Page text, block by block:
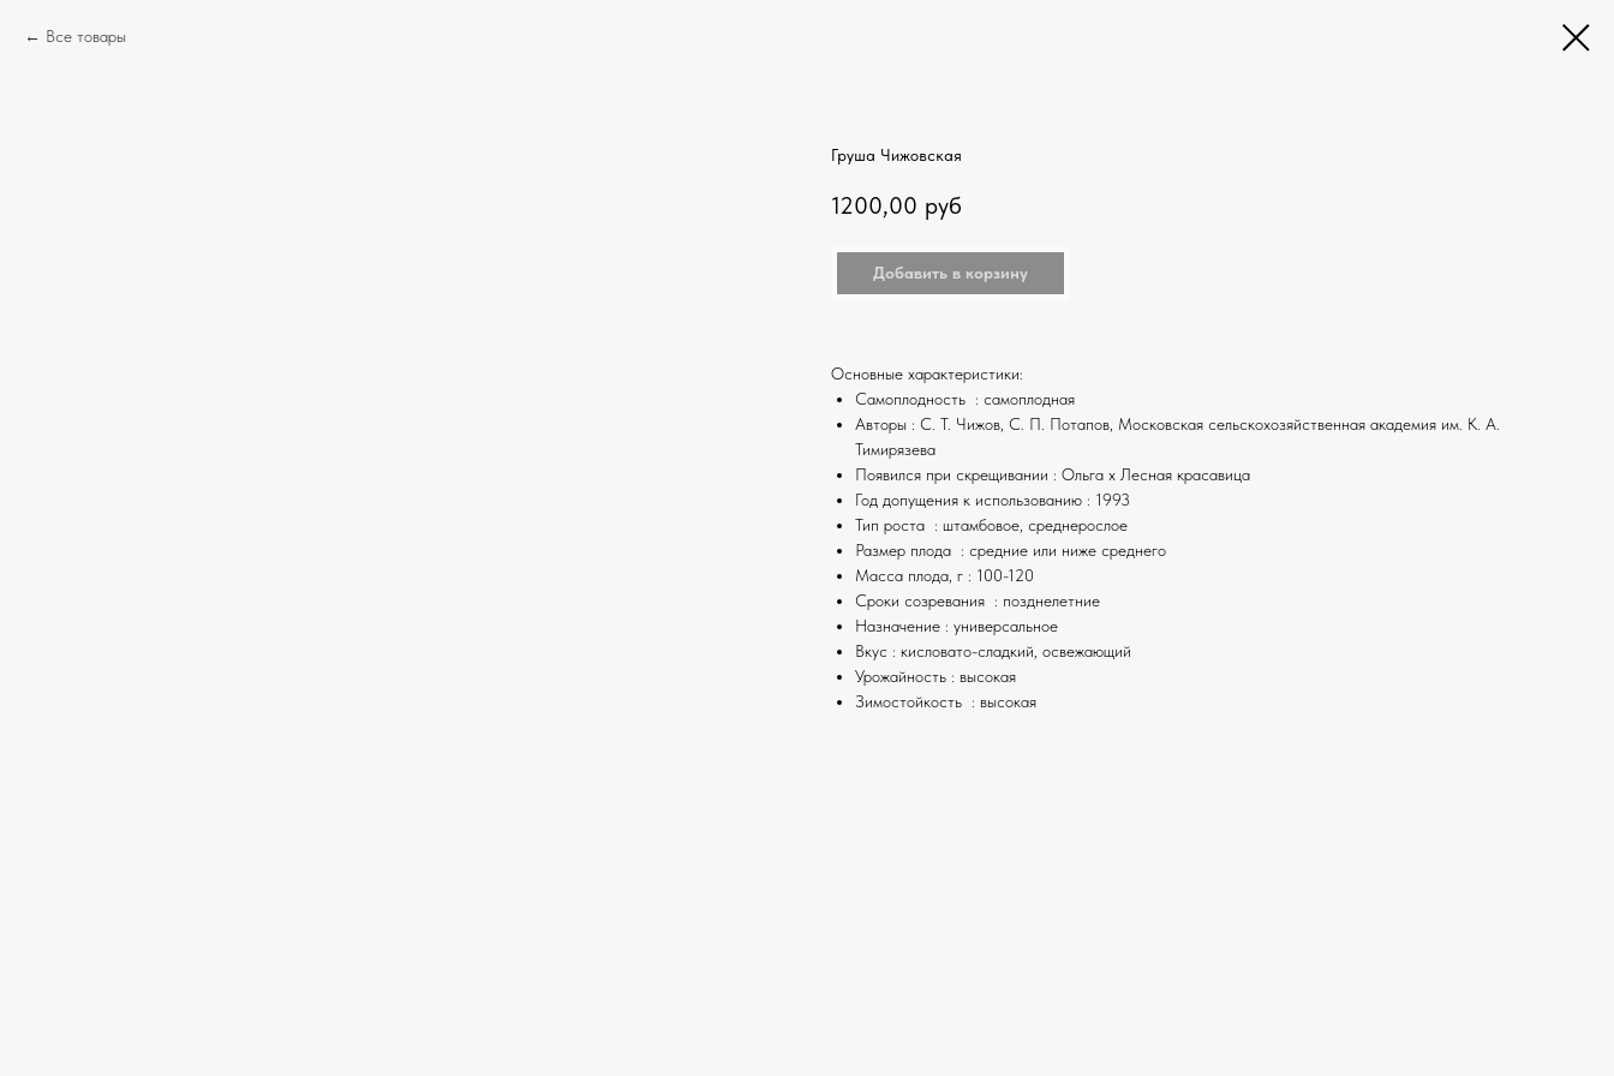
Все товары
Груша Чижовская
1200,00 руб
Добавить в корзину
Основные характеристики:
Самоплодность : самоплодная
Авторы : С. Т. Чижов, С. П. Потапов, Московская сельскохозяйственная академия им. К. А.
Тимирязева
Появился при скрещивании : Ольга х Лесная красавица
Год допущения к использованию : 1993
Тип роста : штамбовое, среднерослое
Размер плода : средние или ниже среднего
Масса плода, г : 100-120
Сроки созревания : позднелетние
Назначение : универсальное
Вкус : кисловато-сладкий, освежающий
Урожайность : высокая
Зимостойкость : высокая